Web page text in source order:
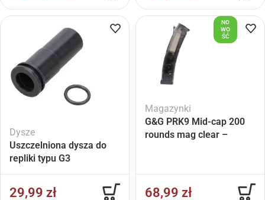
Dysze
Uszczelniona dysza do
repliki typu G3
29,99 zł
NO
WO
ŚĆ
Magazynki
G&G PRK9 Mid-cap 200
rounds mag clear –
68,99 zł